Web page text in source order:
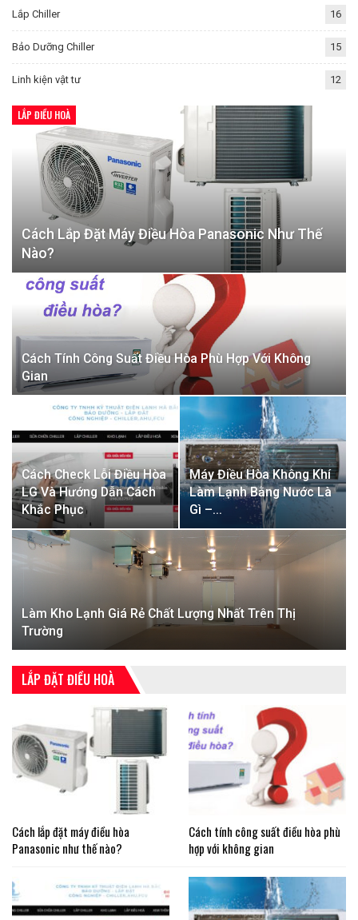
Lắp Chiller 16
Bảo Dưỡng Chiller 15
Linh kiện vật tư 12
LẮP ĐIỀU HOÀ
Cách Lắp Đặt Máy Điều Hòa Panasonic Như Thế
Nào?
Cách Tính Công Suất Điều Hòa Phù Hợp Với Không
Gian
Cách Check Lỗi Điều Hòa
LG Và Hướng Dẫn Cách
Khắc Phục
Máy Điều Hòa Không Khí
Làm Lạnh Bằng Nước Là
Gì –…
Làm Kho Lạnh Giá Rẻ Chất Lượng Nhất Trên Thị
Trường
LẮP ĐẶT ĐIỀU HOÀ
Cách lắp đặt máy điều hòa
Panasonic như thế nào?
Cách tính công suất điều hòa phù
hợp với không gian